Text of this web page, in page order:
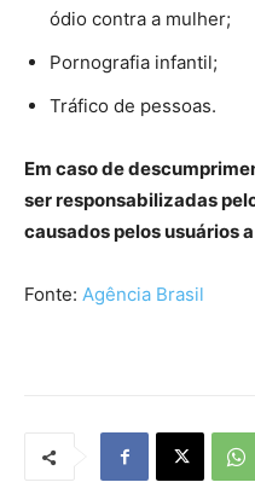
ódio contra a mulher;
Pornografia infantil;
Tráfico de pessoas.
Em caso de
ser responsabilizadas
causados pelos usuários
Fonte: Agência Brasil